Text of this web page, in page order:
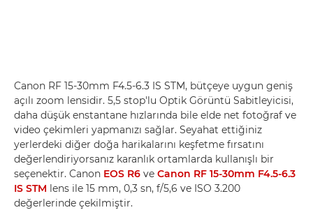
Canon RF 15-30mm F4.5-6.3 IS STM, bütçeye uygun geniş
açılı zoom lensidir. 5,5 stop'lu Optik Görüntü Sabitleyicisi,
daha düşük enstantane hızlarında bile elde net fotoğraf ve
video çekimleri yapmanızı sağlar. Seyahat ettiğiniz
yerlerdeki diğer doğa harikalarını keşfetme fırsatını
değerlendiriyorsanız karanlık ortamlarda kullanışlı bir
seçenektir. Canon EOS R6 ve Canon RF 15-30mm F4.5-6.3
IS STM lens ile 15 mm, 0,3 sn, f/5,6 ve ISO 3.200
değerlerinde çekilmiştir.